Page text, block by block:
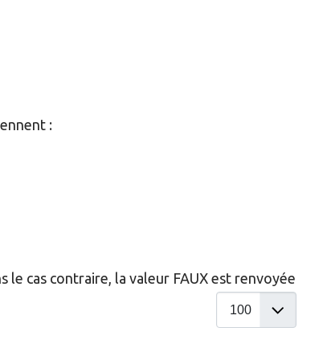
:
cas contraire, la valeur FAUX est renvoyée
Afficher #